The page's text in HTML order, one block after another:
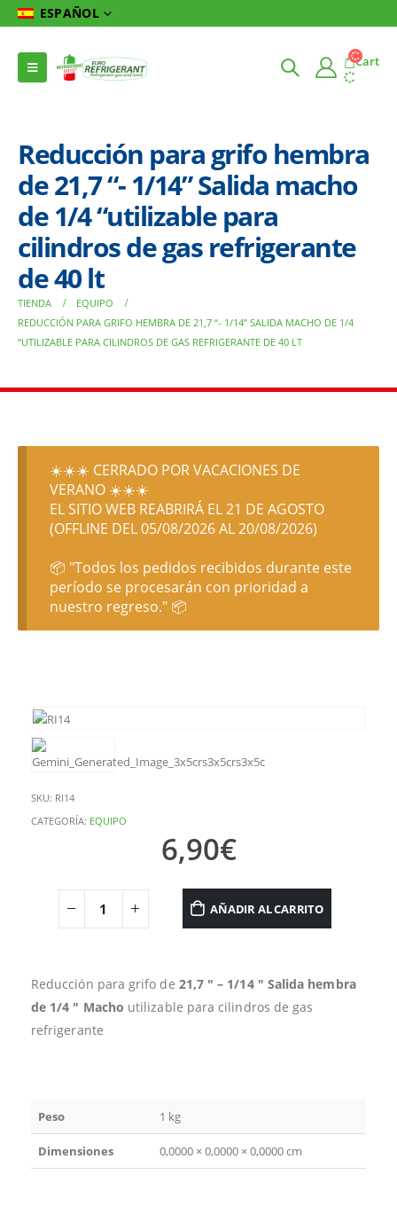
ESPAÑOL
Cart
Reducción para grifo hembra
de 21,7 “- 1/14” Salida macho
de 1/4 “utilizable para
cilindros de gas refrigerante
de 40 lt
TIENDA
EQUIPO
REDUCCIÓN PARA GRIFO HEMBRA DE 21,7 “- 1/14” SALIDA MACHO DE 1/4
“UTILIZABLE PARA CILINDROS DE GAS REFRIGERANTE DE 40 LT
☀️☀️☀️ CERRADO POR VACACIONES DE
VERANO ☀️☀️☀️
EL SITIO WEB REABRIRÁ EL 21 DE AGOSTO
(OFFLINE DEL 05/08/2026 AL 20/08/2026)
📦 "Todos los pedidos recibidos durante este
período se procesarán con prioridad a
nuestro regreso." 📦
SKU: RI14
CATEGORÍA: EQUIPO
6,90€
AÑADIR AL CARRITO
Reducción para grifo de 21,7 ″ – 1/14 ″ Salida hembra
de 1/4 ″ Macho utilizable para cilindros de gas
refrigerante
Peso 1 kg
Dimensiones 0,0000 × 0,0000 × 0,0000 cm